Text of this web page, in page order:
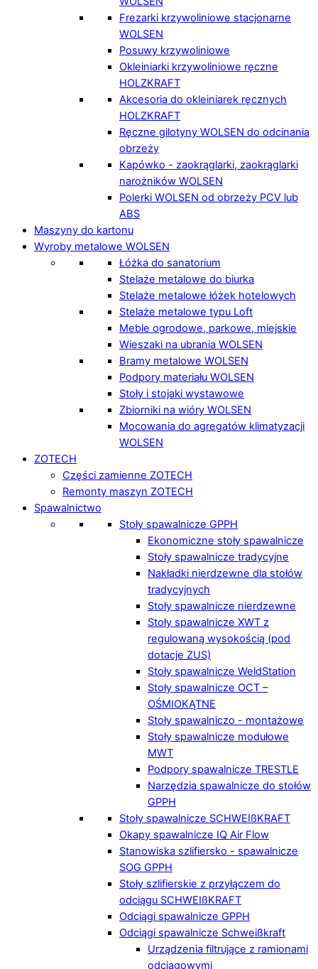
Frezarki krzywoliniowe stacjonarne
WOLSEN
Posuwy krzywoliniowe
Okleiniarki krzywoliniowe ręczne
HOLZKRAFT
Akcesoria do okleiniarek ręcznych
HOLZKRAFT
Ręczne gilotyny WOLSEN do odcinania
obrzeży
Kapówko - zaokrąglarki, zaokrąglarki
narożników WOLSEN
Polerki WOLSEN od obrzeży PCV lub
ABS
Maszyny do kartonu
Wyroby metalowe WOLSEN
Łóżka do sanatorium
Stelaże metalowe do biurka
Stelaże metalowe łóżek hotelowych
Stelaże metalowe typu Loft
Meble ogrodowe, parkowe, miejskie
Wieszaki na ubrania WOLSEN
Bramy metalowe WOLSEN
Podpory materiału WOLSEN
Stoły i stojaki wystawowe
Zbiorniki na wióry WOLSEN
Mocowania do agregatów klimatyzacji
WOLSEN
ZOTECH
Części zamienne ZOTECH
Remonty maszyn ZOTECH
Spawalnictwo
Stoły spawalnicze GPPH
Ekonomiczne stoły spawalnicze
Stoły spawalnicze tradycyjne
Nakładki nierdzewne dla stołów
tradycyjnych
Stoły spawalnicze nierdzewne
Stoły spawalnicze XWT z
regulowaną wysokością (pod
dotacje ZUS)
Stoły spawalnicze WeldStation
Stoły spawalnicze OCT –
OŚMIOKĄTNE
Stoły spawalniczo - montażowe
Stoły spawalnicze modułowe
MWT
Podpory spawalnicze TRESTLE
Narzędzia spawalnicze do stołów
GPPH
Stoły spawalnicze SCHWEIßKRAFT
Okapy spawalnicze IQ Air Flow
Stanowiska szlifiersko - spawalnicze
SOG GPPH
Stoły szlifierskie z przyłączem do
odciągu SCHWEIßKRAFT
Odciągi spawalnicze GPPH
Odciągi spawalnicze Schweißkraft
Urządzenia filtrujące z ramionami
odciągowymi